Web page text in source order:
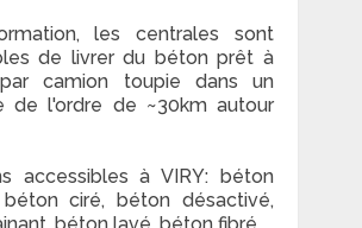
les centrales sont
de livrer du béton prêt à
camion toupie dans un
de l'ordre de ~30km autour
accessibles à VIRY: béton
béton ciré, béton désactivé,